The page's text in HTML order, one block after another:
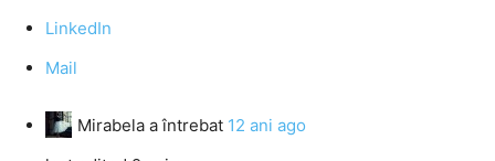
LinkedIn
Mail
Mirabela a întrebat 12 ani ago